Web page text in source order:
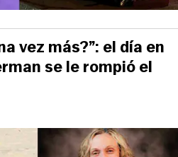
vez más?”: el día en
se le rompió el